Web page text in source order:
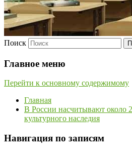
Поиск
Главное меню
Перейти к основному содержимому
Главная
В России насчитывают около
культурного наследия
Навигация по записям